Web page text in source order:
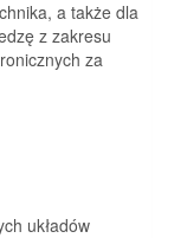
a także dla
z zakresu
za
układów